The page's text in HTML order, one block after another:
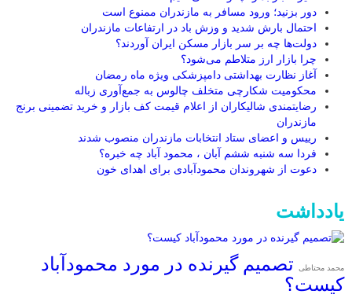
دور بزنید؛ ورود مسافر به مازندران ممنوع است
احتمال بارش شدید و وزش باد در ارتفاعات مازندران
دولت‌ها چه بر سر بازار مسکن ایران آوردند؟
چرا بازار ارز متلاطم می‌شود؟
آغاز نظارت بهداشتی دامپزشکی ویژه ماه رمضان
محکومیت شکارچی متخلف چالوس به جمع‌آوری زباله
رضایتمندی شالیکاران از اعلام قیمت کف بازار و خرید تضمینی برنج
مازندران
رییس و اعضای ستاد انتخابات مازندران منصوب شدند
فردا سه شنبه ششم آبان ، محمود آباد چه خبره؟
دعوت از شهروندان محمودآبادی برای اهدای خون
یادداشت
محمد محتاطی
تصمیم گیرنده در مورد محمودآباد
کیست؟